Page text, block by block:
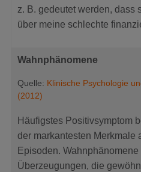
z. B. gedeutet werden, dass
über meine schlechte
Wahnphänomene
Quelle: Klinische Psychologie
(2012)
Häufigstes Positivsymptom
der markantesten Merkmale
Episoden.
Überzeugungen, die